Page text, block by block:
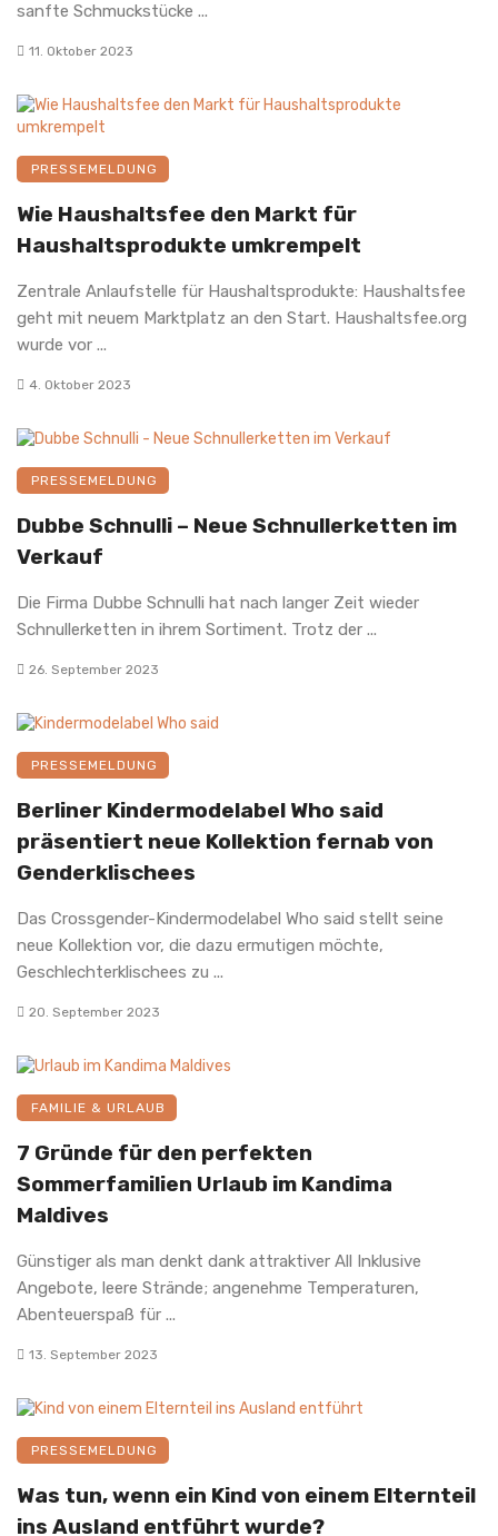
sanfte Schmuckstücke ...
11. Oktober 2023
PRESSEMELDUNG
Wie Haushaltsfee den Markt für
Haushaltsprodukte umkrempelt
Zentrale Anlaufstelle für Haushaltsprodukte: Haushaltsfee
geht mit neuem Marktplatz an den Start. Haushaltsfee.org
wurde vor ...
4. Oktober 2023
PRESSEMELDUNG
Dubbe Schnulli – Neue Schnullerketten im
Verkauf
Die Firma Dubbe Schnulli hat nach langer Zeit wieder
Schnullerketten in ihrem Sortiment. Trotz der ...
26. September 2023
PRESSEMELDUNG
Berliner Kindermodelabel Who said
präsentiert neue Kollektion fernab von
Genderklischees
Das Crossgender-Kindermodelabel Who said stellt seine
neue Kollektion vor, die dazu ermutigen möchte,
Geschlechterklischees zu ...
20. September 2023
FAMILIE & URLAUB
7 Gründe für den perfekten
Sommerfamilien Urlaub im Kandima
Maldives
Günstiger als man denkt dank attraktiver All Inklusive
Angebote, leere Strände; angenehme Temperaturen,
Abenteuerspaß für ...
13. September 2023
PRESSEMELDUNG
Was tun, wenn ein Kind von einem Elternteil
ins Ausland entführt wurde?